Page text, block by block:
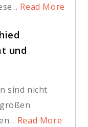
Read More
und
sind nicht
Read More